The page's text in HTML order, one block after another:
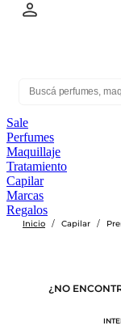
Sale
Perfumes
Maquillaje
Tratamiento
Capilar
Marcas
Regalos
Inicio / Capilar /